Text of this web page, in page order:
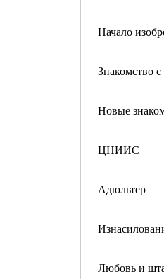
Начало
Знакомство
Новые
ЦНИИС
Адюльтер
Любовь и